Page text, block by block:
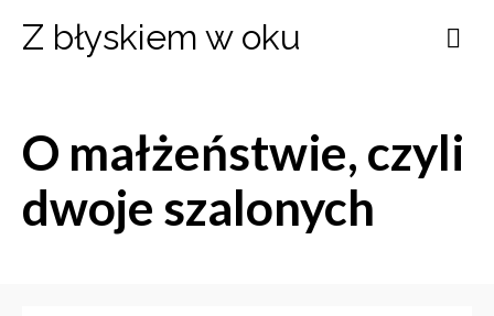
Z błyskiem w oku
O małżeństwie, czyli
dwoje szalonych